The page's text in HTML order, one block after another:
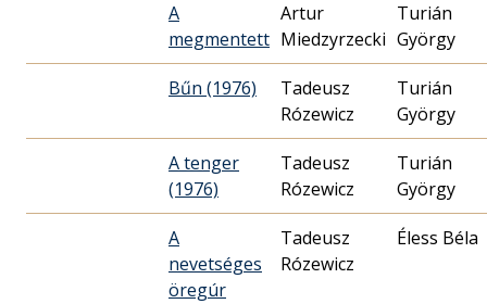
A
megmentett
Artur
Miedzyrzecki
Turián
György
Bűn (1976)
Tadeusz
Rózewicz
Turián
György
A tenger
(1976)
Tadeusz
Rózewicz
Turián
György
A
nevetséges
öregúr
Tadeusz
Rózewicz
Éless Béla